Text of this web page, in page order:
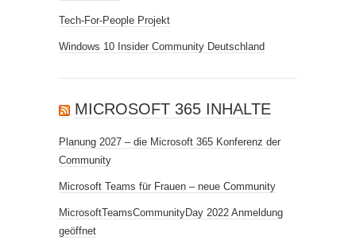
Tech-For-People Projekt
Windows 10 Insider Community Deutschland
MICROSOFT 365 INHALTE
Planung 2027 – die Microsoft 365 Konferenz der
Community
Microsoft Teams für Frauen – neue Community
MicrosoftTeamsCommunityDay 2022 Anmeldung
geöffnet